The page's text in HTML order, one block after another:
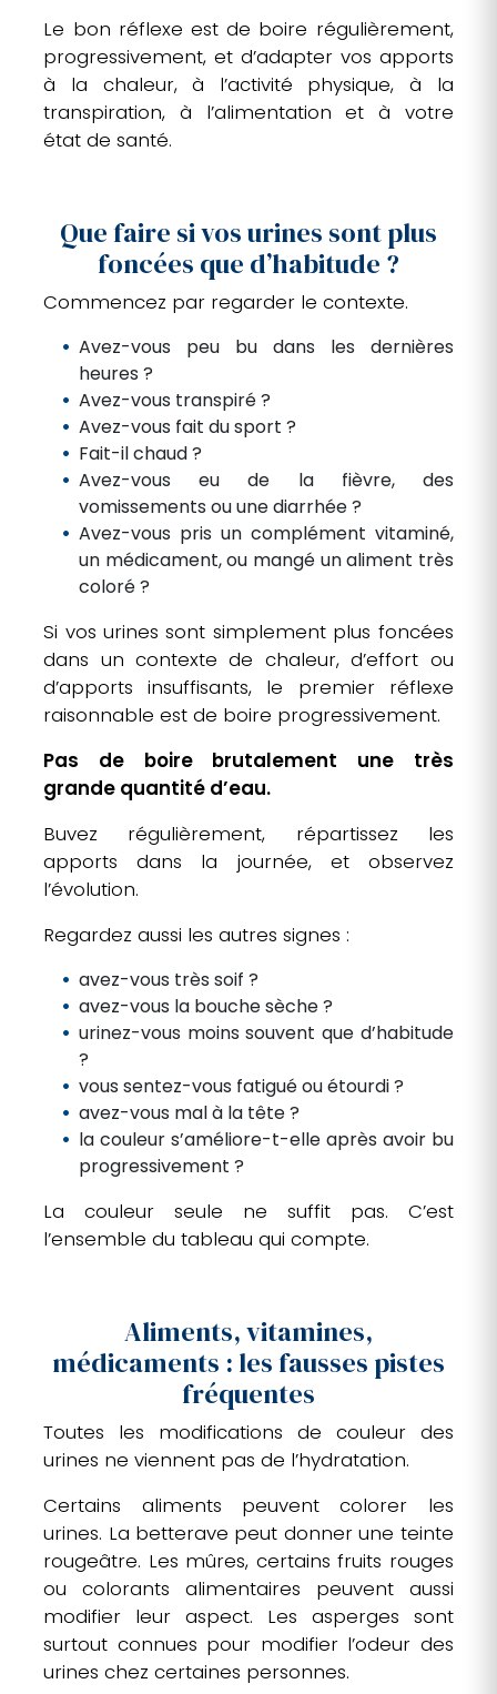
Le bon réflexe est de boire régulièrement,
progressivement, et d’adapter vos apports
à la chaleur, à l’activité physique, à la
transpiration, à l’alimentation et à votre
état de santé.
Que faire si vos urines sont plus
foncées que d’habitude ?
Commencez par regarder le contexte.
Avez-vous peu bu dans les dernières
heures ?
Avez-vous transpiré ?
Avez-vous fait du sport ?
Fait-il chaud ?
Avez-vous eu de la fièvre, des
vomissements ou une diarrhée ?
Avez-vous pris un complément vitaminé,
un médicament, ou mangé un aliment très
coloré ?
Si vos urines sont simplement plus foncées
dans un contexte de chaleur, d’effort ou
d’apports insuffisants, le premier réflexe
raisonnable est de boire progressivement.
Pas de boire brutalement une très
grande quantité d’eau.
Buvez régulièrement, répartissez les
apports dans la journée, et observez
l’évolution.
Regardez aussi les autres signes :
avez-vous très soif ?
avez-vous la bouche sèche ?
urinez-vous moins souvent que d’habitude
?
vous sentez-vous fatigué ou étourdi ?
avez-vous mal à la tête ?
la couleur s’améliore-t-elle après avoir bu
progressivement ?
La couleur seule ne suffit pas. C’est
l’ensemble du tableau qui compte.
Aliments, vitamines,
médicaments : les fausses pistes
fréquentes
Toutes les modifications de couleur des
urines ne viennent pas de l’hydratation.
Certains aliments peuvent colorer les
urines. La betterave peut donner une teinte
rougeâtre. Les mûres, certains fruits rouges
ou colorants alimentaires peuvent aussi
modifier leur aspect. Les asperges sont
surtout connues pour modifier l’odeur des
urines chez certaines personnes.